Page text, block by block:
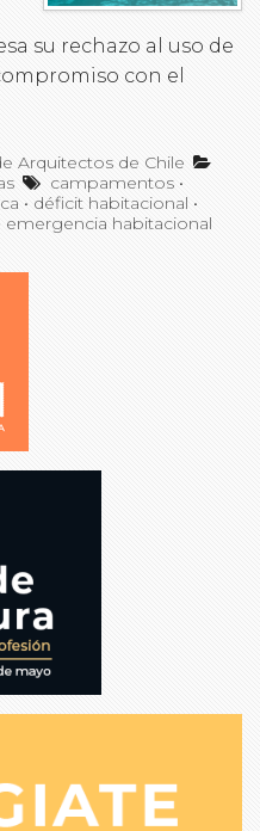
su rechazo al uso de
con el
Arquitectos de Chile
campamentos •
• déficit habitacional •
emergencia habitacional